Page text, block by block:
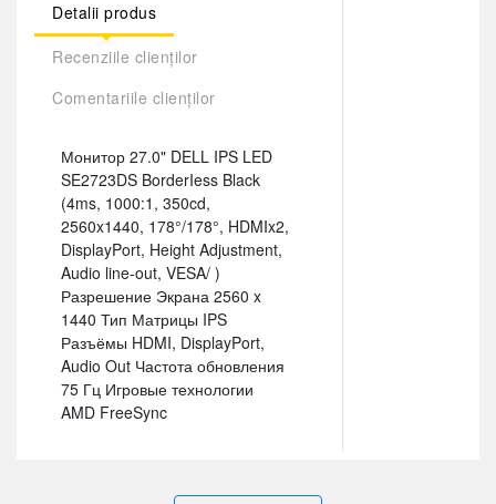
Detalii produs
Recenziile clienților
Comentariile clienților
Монитор 27.0" DELL IPS LED
SE2723DS BorderIess Black
(4ms, 1000:1, 350cd,
2560x1440, 178°/178°, HDMIx2,
DisplayPort, Height Adjustment,
Audio line-out, VESA/ )
Разрешение Экрана 2560 x
1440 Тип Матрицы IPS
Разъёмы HDMI, DisplayPort,
Audio Out Частота обновления
75 Гц Игровые технологии
AMD FreeSync